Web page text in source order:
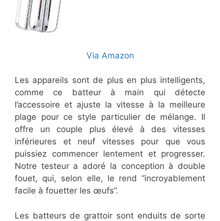
Via Amazon
Les appareils sont de plus en plus intelligents,
comme ce batteur à main qui détecte
l’accessoire et ajuste la vitesse à la meilleure
plage pour ce style particulier de mélange. Il
offre un couple plus élevé à des vitesses
inférieures et neuf vitesses pour que vous
puissiez commencer lentement et progresser.
Notre testeur a adoré la conception à double
fouet, qui, selon elle, le rend “incroyablement
facile à fouetter les œufs”.
Les batteurs de grattoir sont enduits de sorte